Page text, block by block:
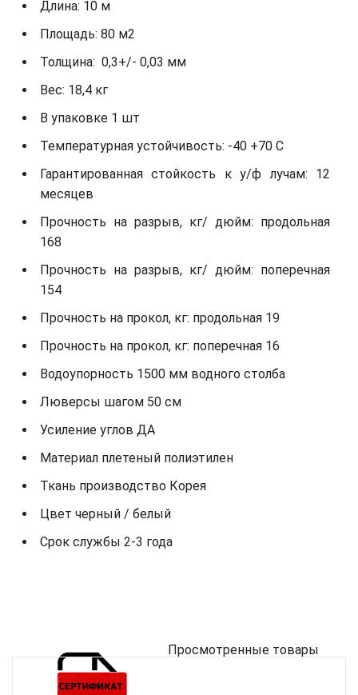
Длина: 10 м
Площадь: 80 м2
Толщина: 0,3+/- 0,03 мм
Вес: 18,4 кг
В упаковке 1 шт
Температурная устойчивость: -40 +70 С
Гарантированная стойкость к у/ф лучам: 12
месяцев
Прочность на разрыв, кг/ дюйм: продольная
168
Прочность на разрыв, кг/ дюйм: поперечная
154
Прочность на прокол, кг: продольная 19
Прочность на прокол, кг: поперечная 16
Водоупорность 1500 мм водного столба
Люверсы шагом 50 см
Усиление углов ДА
Материал плетеный полиэтилен
Ткань производство Корея
Цвет черный / белый
Срок службы 2-3 года
Просмотренные товары